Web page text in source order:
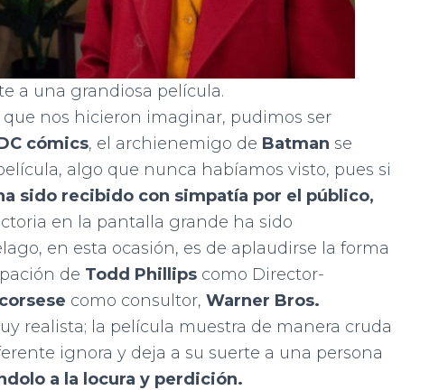
a una grandiosa película.
nos hicieron imaginar, pudimos ser
cómics, el archienemigo de Batman se
algo que nunca habíamos visto, pues si
sido recibido con simpatía por el público,
en la pantalla grande ha sido
en esta ocasión, es de aplaudirse la forma
de Todd Phillips como Director-
como consultor, Warner Bros.
realista; la película muestra de manera cruda
ignora y deja a su suerte a una persona
a la locura y perdición.